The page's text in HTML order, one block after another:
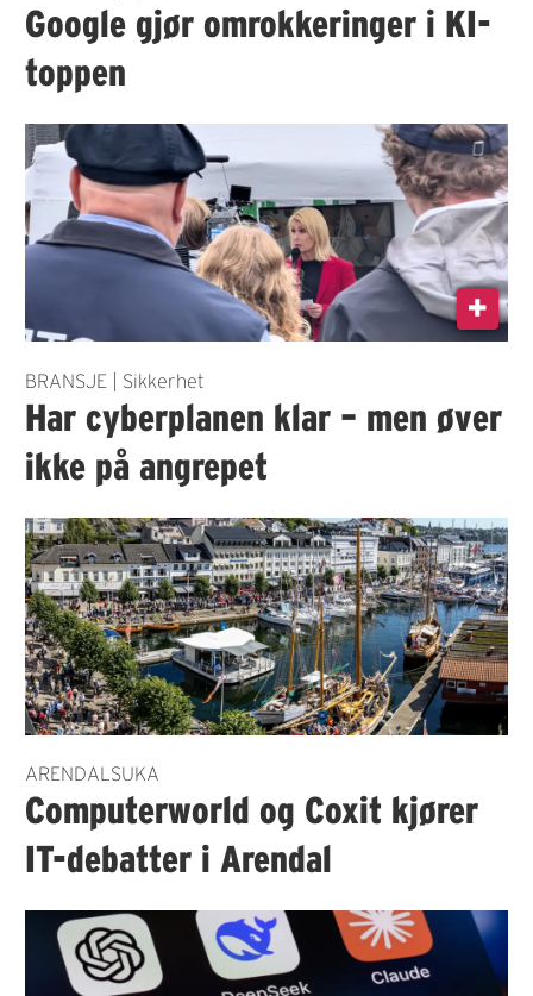
Google gjør omrokkeringer i KI-
toppen
BRANSJE | Sikkerhet
Har cyberplanen klar – men øver
ikke på angrepet
ARENDALSUKA
Computerworld og Coxit kjører
IT-debatter i Arendal